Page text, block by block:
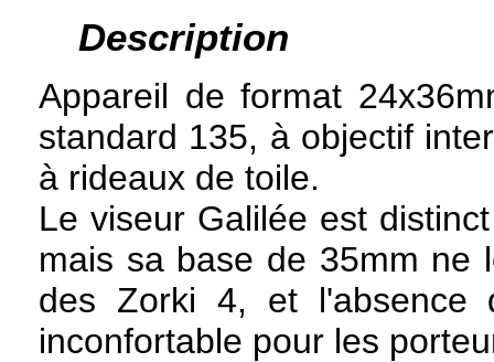
Description
Appareil de format
standard 135, à objectif
à rideaux de toile.
Le viseur Galilée est
mais sa base de 35mm ne
des Zorki 4, et l'absence
inconfortable pour les